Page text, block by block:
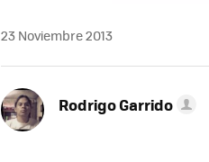
23 Noviembre 2013
Rodrigo Garrido